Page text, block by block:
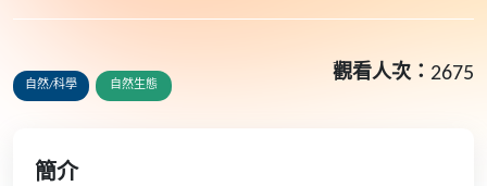
自然/科學 自然生態
觀看人次： 2675
簡介